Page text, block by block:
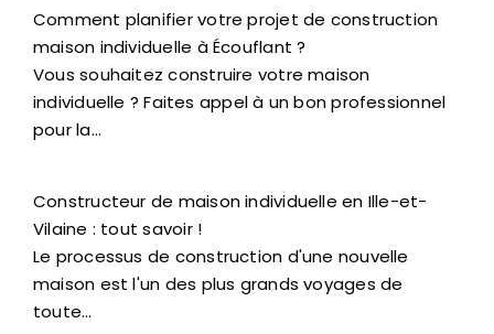
Comment planifier votre projet de construction
maison individuelle à Écouflant ?
Vous souhaitez construire votre maison
individuelle ? Faites appel à un bon professionnel
pour la…
Constructeur de maison individuelle en Ille-et-
Vilaine : tout savoir !
Le processus de construction d'une nouvelle
maison est l'un des plus grands voyages de
toute…